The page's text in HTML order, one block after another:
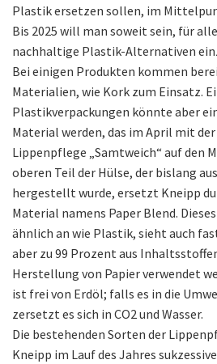
Plastik ersetzen sollen, im
Bis 2025 will man soweit sein, für
nachhaltige Plastik-Alternativen
Bei einigen Produkten kommen
Materialien, wie Kork zum Einsatz.
Plastikverpackungen könnte aber
Material werden, das im April mit
Lippenpflege „Samtweich“ auf den
oberen Teil der Hülse, der bislang
hergestellt wurde, ersetzt Kneipp
Material namens Paper Blend.
ähnlich an wie Plastik, sieht auch
aber zu 99 Prozent aus
Herstellung von Papier verwendet
ist frei von Erdöl; falls es in die
zersetzt es sich in CO2 und Wasser.
Die bestehenden Sorten der
Kneipp im Lauf des Jahres